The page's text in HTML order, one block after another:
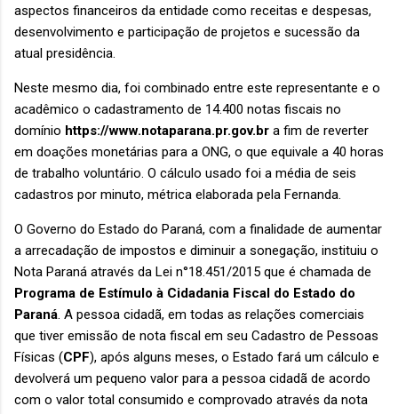
aspectos financeiros da entidade como receitas e despesas,
desenvolvimento e participação de projetos e sucessão da
atual presidência.
Neste mesmo dia, foi combinado entre este representante e o
acadêmico o cadastramento de 14.400 notas fiscais no
domínio https://www.notaparana.pr.gov.br a fim de reverter
em doações monetárias para a ONG, o que equivale a 40 horas
de trabalho voluntário. O cálculo usado foi a média de seis
cadastros por minuto, métrica elaborada pela Fernanda.
O Governo do Estado do Paraná, com a finalidade de aumentar
a arrecadação de impostos e diminuir a sonegação, instituiu o
Nota Paraná através da Lei n°18.451/2015 que é chamada de
Programa de Estímulo à Cidadania Fiscal do Estado do
Paraná. A pessoa cidadã, em todas as relações comerciais
que tiver emissão de nota fiscal em seu Cadastro de Pessoas
Físicas (CPF), após alguns meses, o Estado fará um cálculo e
devolverá um pequeno valor para a pessoa cidadã de acordo
com o valor total consumido e comprovado através da nota